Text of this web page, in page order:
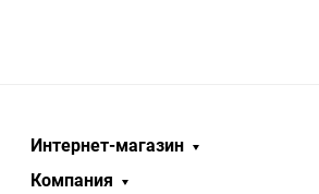
Интернет-магазин
Компания